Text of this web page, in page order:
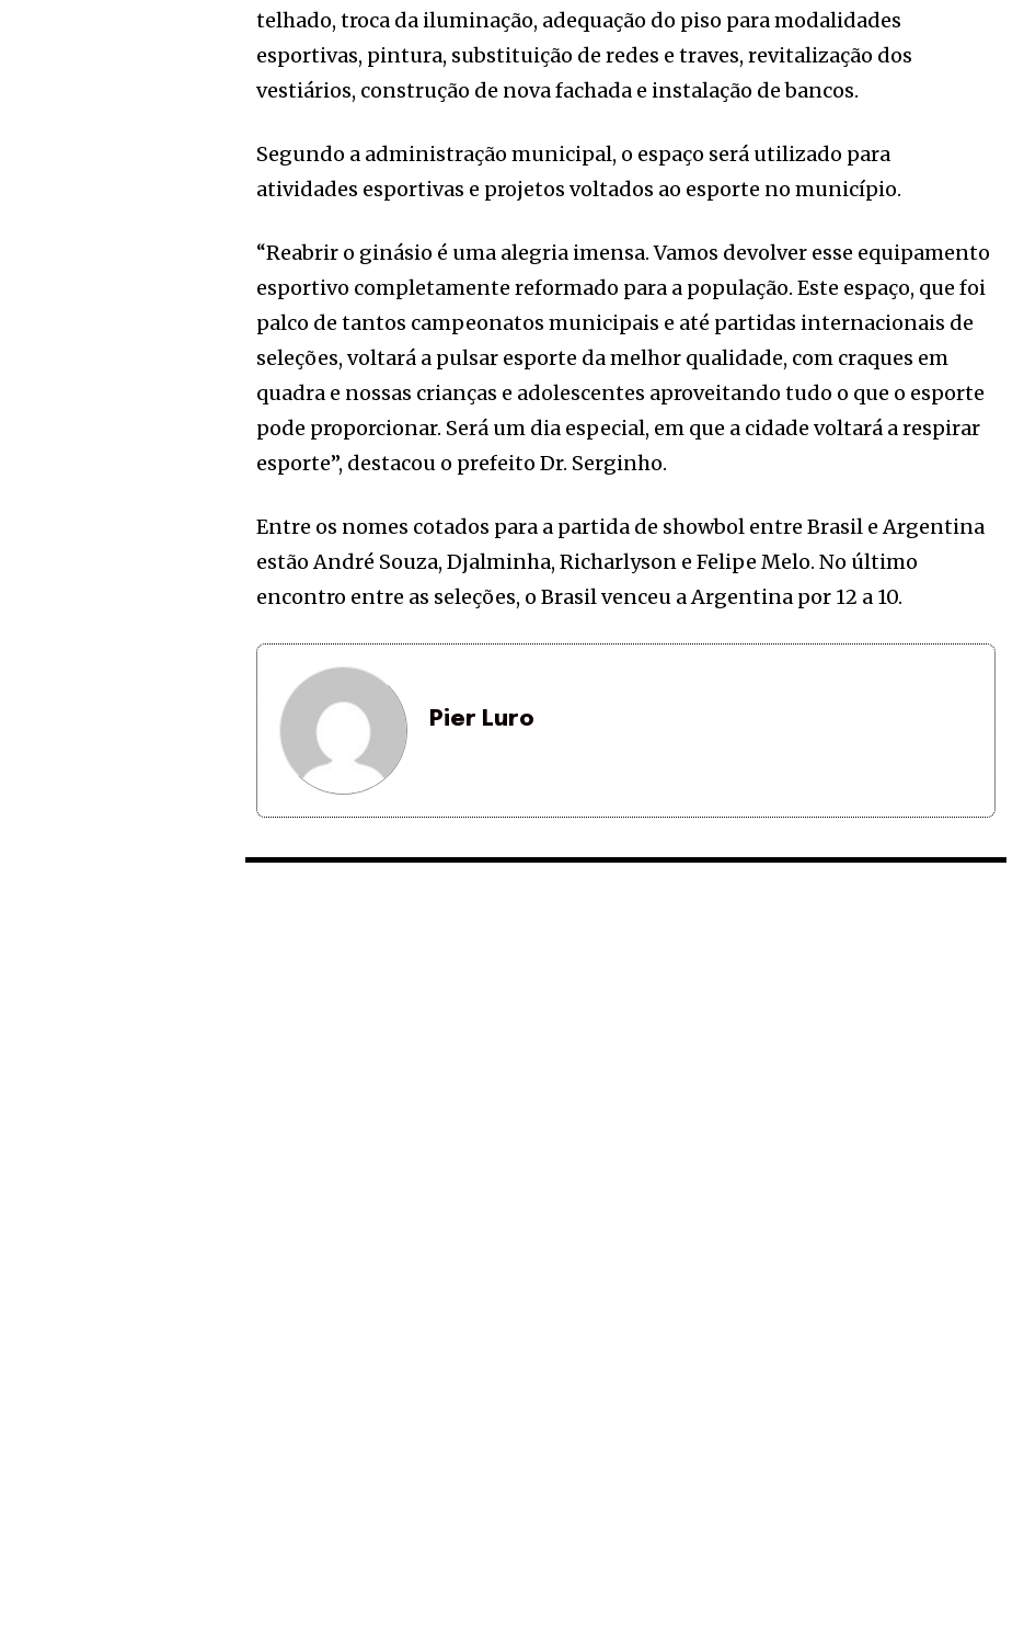
telhado, troca da iluminação, adequação do piso para modalidades
esportivas, pintura, substituição de redes e traves, revitalização dos
vestiários, construção de nova fachada e instalação de bancos.
Segundo a administração municipal, o espaço será utilizado para
atividades esportivas e projetos voltados ao esporte no município.
“Reabrir o ginásio é uma alegria imensa. Vamos devolver esse equipamento
esportivo completamente reformado para a população. Este espaço, que foi
palco de tantos campeonatos municipais e até partidas internacionais de
seleções, voltará a pulsar esporte da melhor qualidade, com craques em
quadra e nossas crianças e adolescentes aproveitando tudo o que o esporte
pode proporcionar. Será um dia especial, em que a cidade voltará a respirar
esporte”, destacou o prefeito Dr. Serginho.
Entre os nomes cotados para a partida de showbol entre Brasil e Argentina
estão André Souza, Djalminha, Richarlyson e Felipe Melo. No último
encontro entre as seleções, o Brasil venceu a Argentina por 12 a 10.
Pier Luro